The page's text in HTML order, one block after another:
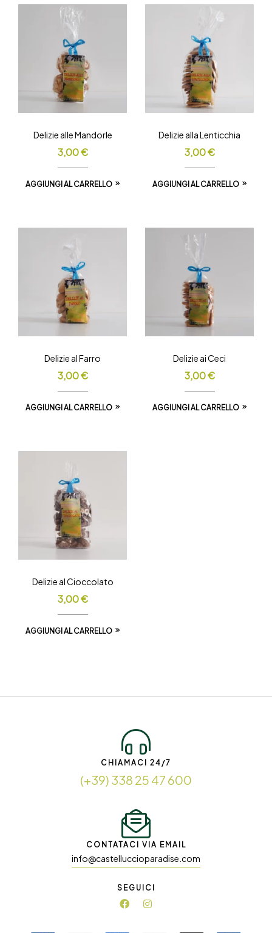
Delizie alle Mandorle
3,00€
AGGIUNGI AL CARRELLO
Delizie alla Lenticchia
3,00€
AGGIUNGI AL CARRELLO
Delizie al Farro
3,00€
AGGIUNGI AL CARRELLO
Delizie ai Ceci
3,00€
AGGIUNGI AL CARRELLO
Delizie al Cioccolato
3,00€
AGGIUNGI AL CARRELLO
CHIAMACI 24/7
(+39) 338 25 47 600
CONTATACI VIA EMAIL
info@castelluccioparadise.com
SEGUICI